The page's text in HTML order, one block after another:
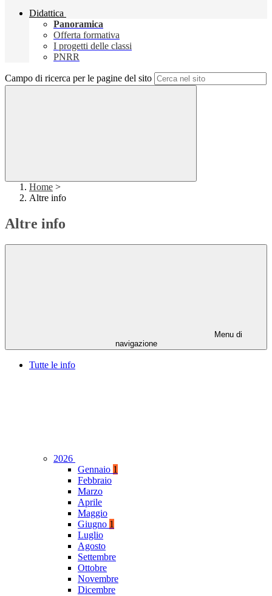
Didattica
Panoramica
Offerta formativa
I progetti delle classi
PNRR
Campo di ricerca per le pagine del sito
Home >
Altre info
Altre info
Menu di
navigazione
Tutte le info
2026
Gennaio 1
Febbraio
Marzo
Aprile
Maggio
Giugno 1
Luglio
Agosto
Settembre
Ottobre
Novembre
Dicembre